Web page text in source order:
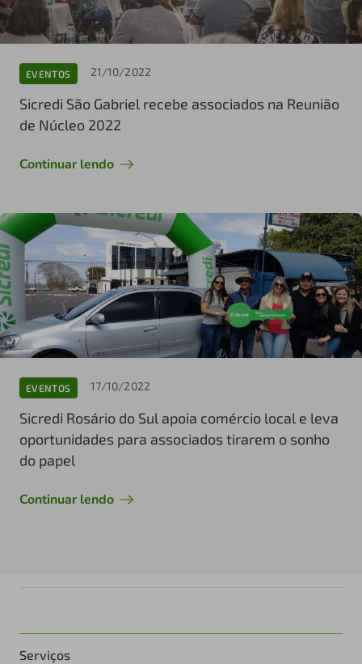
EVENTOS 21/10/2022
Sicredi São Gabriel recebe associados na Reunião
de Núcleo 2022
Continuar lendo
EVENTOS 17/10/2022
Sicredi Rosário do Sul apoia comércio local e leva
oportunidades para associados tirarem o sonho
do papel
Continuar lendo
Serviços